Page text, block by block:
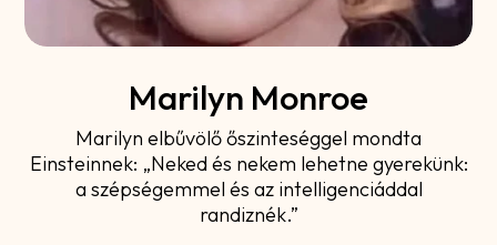
Marilyn Monroe
Marilyn elbűvölő őszinteséggel mondta
Einsteinnek: „Neked és nekem lehetne gyerekünk:
a szépségemmel és az intelligenciáddal
randiznék.”